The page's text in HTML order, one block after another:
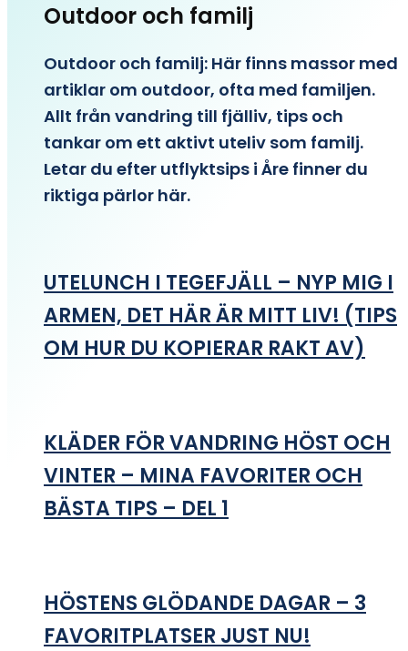
Outdoor och familj
Outdoor och familj: Här finns massor med
artiklar om outdoor, ofta med familjen.
Allt från vandring till fjälliv, tips och
tankar om ett aktivt uteliv som familj.
Letar du efter utflyktsips i Åre finner du
riktiga pärlor här.
UTELUNCH I TEGEFJÄLL – NYP MIG I
ARMEN, DET HÄR ÄR MITT LIV! (TIPS
OM HUR DU KOPIERAR RAKT AV)
KLÄDER FÖR VANDRING HÖST OCH
VINTER – MINA FAVORITER OCH
BÄSTA TIPS – DEL 1
HÖSTENS GLÖDANDE DAGAR – 3
FAVORITPLATSER JUST NU!